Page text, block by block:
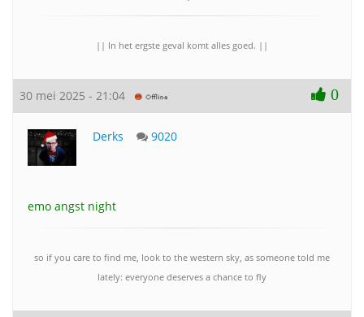
|| In het ergste geval komt alles goed. ||
30 mei 2025 - 21:04 0
Derks 9020
emo angst night
so if you care to find me, look to the western sky, as someone told me
lately: everyone deserves a chance to fly